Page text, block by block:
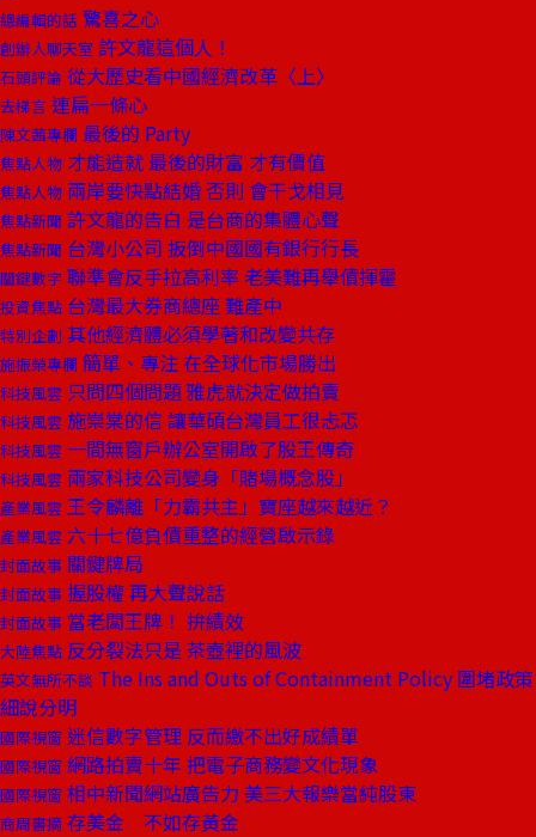
總編輯的話 驚喜之心
創辦人聊天室 許文龍這個人！
石頭評論 從大歷史看中國經濟改革〈上〉
去梯言 連扁一條心
陳文茜專欄 最後的 Party
焦點人物 才能造就 最後的財富 才有價值
焦點人物 兩岸要快點結婚 否則 會干戈相見
焦點新聞 許文龍的告白 是台商的集體心聲
焦點新聞 台灣小公司 扳倒中國國有銀行行長
關鍵數字 聯準會反手拉高利率 老美難再舉債揮霍
投資焦點 台灣最大券商總座 難產中
特別企劃 其他經濟體必須學著和改變共存
施振榮專欄 簡單、專注 在全球化市場勝出
科技風雲 只問四個問題 雅虎就決定做拍賣
科技風雲 施崇棠的信 讓華碩台灣員工很忐忑
科技風雲 一間無窗戶辦公室開啟了股王傳奇
科技風雲 兩家科技公司變身「賭場概念股」
產業風雲 王令麟離「力霸共主」寶座越來越近？
產業風雲 六十七億負債重整的經營啟示錄
封面故事 關鍵牌局
封面故事 握股權 再大聲說話
封面故事 當老闆王牌！ 拚績效
大陸焦點 反分裂法只是 茶壺裡的風波
英文無所不談 The Ins and Outs of Containment Policy 圍堵政策
細說分明
國際視窗 迷信數字管理 反而繳不出好成績單
國際視窗 網路拍賣十年 把電子商務變文化現象
國際視窗 相中新聞網站廣告力 美三大報樂當純股東
商周書摘 存美金 不如存黃金